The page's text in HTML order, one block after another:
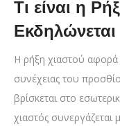
Τι είναι η
Εκδηλώνεται
Η ρήξη χιαστού αφορά
συνέχειας του
βρίσκεται στο
χιαστός